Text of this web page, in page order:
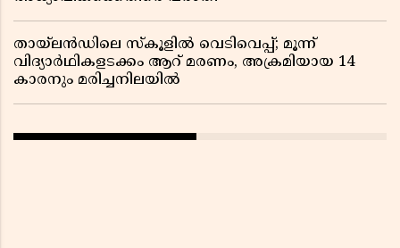
തായ്‌ലൻഡിലെ സ്‌കൂളിൽ വെടിവെപ്പ്; മൂന്ന്
വിദ്യാർഥികളടക്കം ആറ് മരണം, അക്രമിയായ 14
കാരനും മരിച്ചനിലയിൽ